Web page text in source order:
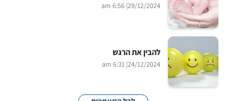
29/12/2024
| 6:56 am
להבין את הרגש
24/12/2024
| 6:31 am